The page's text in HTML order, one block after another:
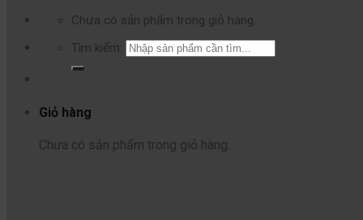
Chưa có sản phẩm trong giỏ hàng.
Tìm kiếm:
Giỏ hàng
Chưa có sản phẩm trong giỏ hàng.